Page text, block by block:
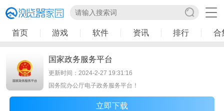
首页 游戏 软件 资讯 排行 合
国家政务服务平台
更新时间：2024-2-27 19:31:16
国务院办公厅电子政务服务平台！
立即下载